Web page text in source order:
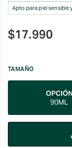
Apto para piel sensible
$17.990
TAMAÑO
OPCIÓN
90ML